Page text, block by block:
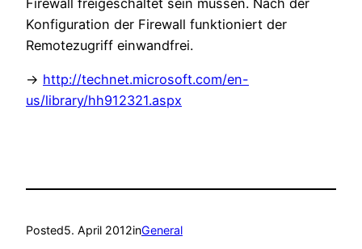
Konfiguration der Firewall funktioniert der
Remotezugriff einwandfrei.
-> http://technet.microsoft.com/en-
us/library/hh912321.aspx
Posted5. April 2012inGeneral